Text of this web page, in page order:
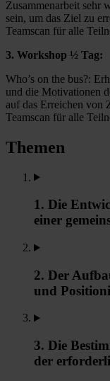
Zusammenarbeit sehr
sein, um das Ziel zu
Teamscan für alle
3. Workshop ½ Tag:
Who’s on the bus?:
und die Motivationen
auf das Erreichen von
Teamscan für alle
Themen
1. Die
einer
2. Der
und
3. Die
der